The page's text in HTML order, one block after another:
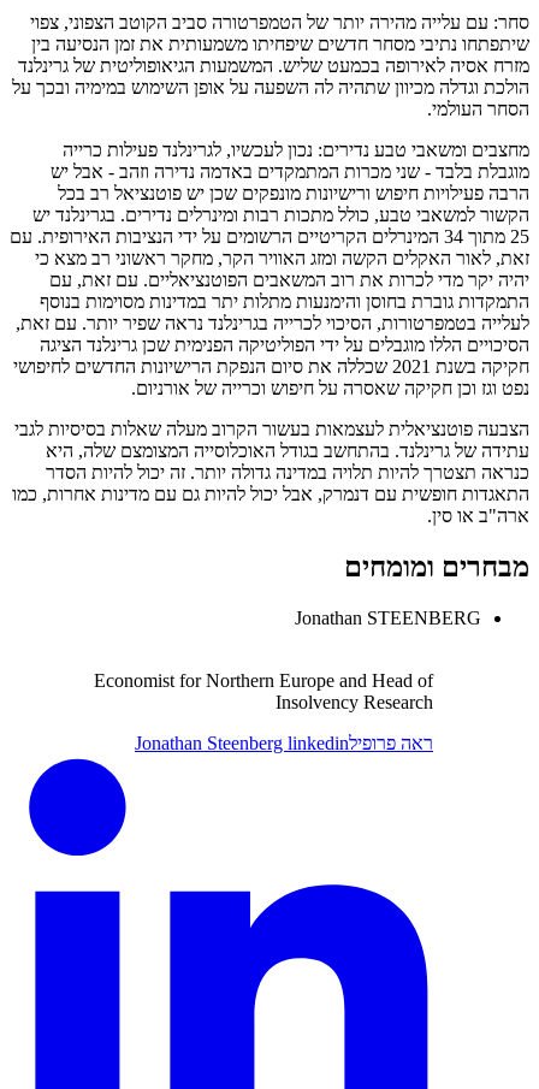
סחר: עם עלייה מהירה יותר של הטמפרטורה סביב הקוטב הצפוני, צפוי
שיתפתחו נתיבי מסחר חדשים שיפחיתו משמעותית את זמן הנסיעה בין
מזרח אסיה לאירופה בכמעט שליש. המשמעות הגיאופוליטית של גרינלנד
הולכת וגדלה מכיוון שתהיה לה השפעה על אופן השימוש במימיה ובכך על
הסחר העולמי.
מחצבים ומשאבי טבע נדירים: נכון לעכשיו, לגרינלנד פעילות כרייה
מוגבלת בלבד - שני מכרות המתמקדים באדמה נדירה וזהב - אבל יש
הרבה פעילויות חיפוש ורישיונות מונפקים שכן יש פוטנציאל רב בכל
הקשור למשאבי טבע, כולל מתכות רבות ומינרלים נדירים. בגרינלנד יש
25 מתוך 34 המינרלים הקריטיים הרשומים על ידי הנציבות האירופית. עם
זאת, לאור האקלים הקשה ומזג האוויר הקר, מחקר ראשוני רב מצא כי
יהיה יקר מדי לכרות את רוב המשאבים הפוטנציאליים. עם זאת, עם
התמקדות גוברת בחוסן והימנעות מתלות יתר במדינות מסוימות בנוסף
לעלייה בטמפרטורות, הסיכוי לכרייה בגרינלנד נראה שפיר יותר. עם זאת,
הסיכויים הללו מוגבלים על ידי הפוליטיקה הפנימית שכן גרינלנד הציגה
חקיקה בשנת 2021 שכללה את סיום הנפקת הרישיונות החדשים לחיפושי
נפט וגז וכן חקיקה שאסרה על חיפוש וכרייה של אורניום.
הצבעה פוטנציאלית לעצמאות בעשור הקרוב מעלה שאלות בסיסיות לגבי
עתידה של גרינלנד. בהתחשב בגודל האוכלוסייה המצומצם שלה, היא
כנראה תצטרך להיות תלויה במדינה גדולה יותר. זה יכול להיות הסדר
התאגדות חופשית עם דנמרק, אבל יכול להיות גם עם מדינות אחרות, כמו
ארה"ב או סין.
מבחרים ומומחים
Jonathan STEENBERG
Economist for Northern Europe and Head of
Insolvency Research
ראה פרופילJonathan Steenberg linkedin